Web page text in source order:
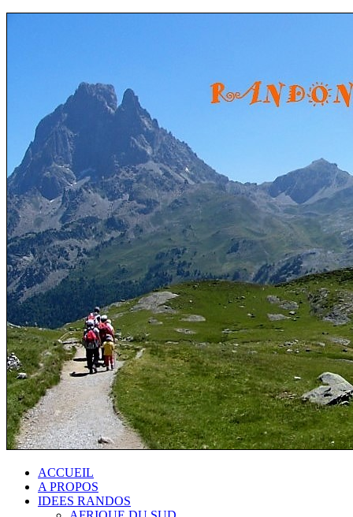
ACCUEIL
A PROPOS
IDEES RANDOS